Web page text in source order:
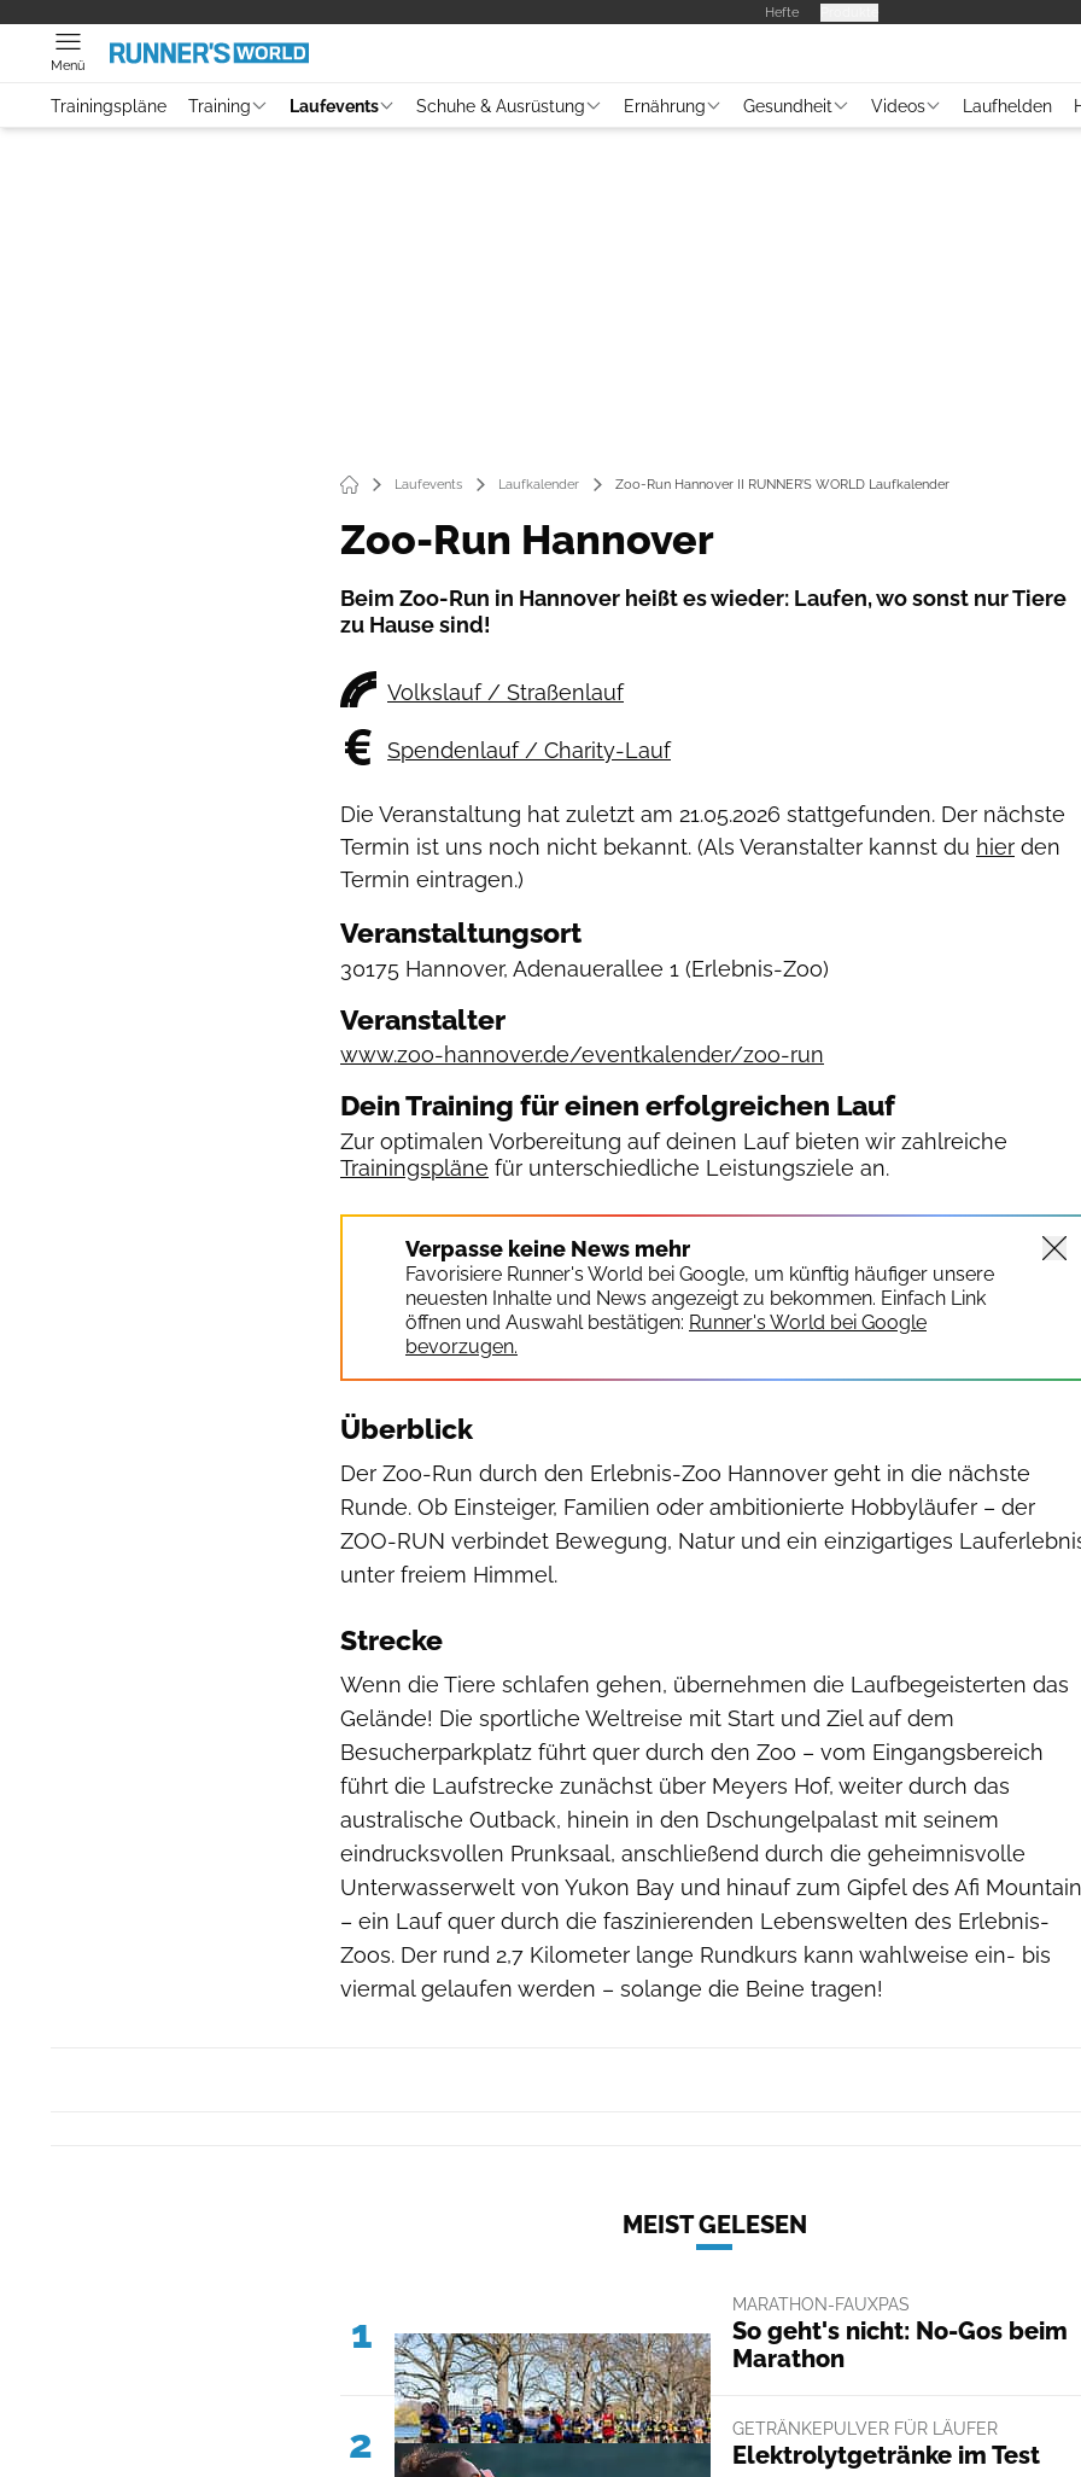
Hefte
Menü
Trainingspläne Training Laufevents Schuhe & Ausrüstung Ernährung Gesundheit Videos Laufhelden
Laufevents Laufkalender Zoo-Run Hannover II RUNNER’S WORLD Laufkalender
Zoo-Run Hannover
Beim Zoo-Run in Hannover heißt es wieder: Laufen, wo sonst nur Tiere
zu Hause sind!
Volkslauf / Straßenlauf
Spendenlauf / Charity-Lauf
Die Veranstaltung hat zuletzt am 21.05.2026 stattgefunden. Der nächste
Termin ist uns noch nicht bekannt. (Als Veranstalter kannst du hier den
Termin eintragen.)
Veranstaltungsort
30175 Hannover, Adenauerallee 1 (Erlebnis-Zoo)
Veranstalter
www.zoo-hannover.de/eventkalender/zoo-run
Dein Training für einen erfolgreichen Lauf
Zur optimalen Vorbereitung auf deinen Lauf bieten wir zahlreiche
Trainingspläne für unterschiedliche Leistungsziele an.
Verpasse keine News mehr
Favorisiere Runner's World bei Google, um künftig häufiger unsere
neuesten Inhalte und News angezeigt zu bekommen. Einfach Link
öffnen und Auswahl bestätigen: Runner's World bei Google
bevorzugen.
Überblick
Der Zoo-Run durch den Erlebnis-Zoo Hannover geht in die nächste
Runde. Ob Einsteiger, Familien oder ambitionierte Hobbyläufer – der
ZOO-RUN verbindet Bewegung, Natur und ein einzigartiges
unter freiem Himmel.
Strecke
Wenn die Tiere schlafen gehen, übernehmen die Laufbegeisterten das
Gelände! Die sportliche Weltreise mit Start und Ziel auf dem
Besucherparkplatz führt quer durch den Zoo – vom Eingangsbereich
führt die Laufstrecke zunächst über Meyers Hof, weiter durch das
australische Outback, hinein in den Dschungelpalast mit seinem
eindrucksvollen Prunksaal, anschließend durch die geheimnisvolle
Unterwasserwelt von Yukon Bay und hinauf zum Gipfel des Afi Mountain
– ein Lauf quer durch die faszinierenden Lebenswelten des Erlebnis-
Zoos. Der rund 2,7 Kilometer lange Rundkurs kann wahlweise ein- bis
viermal gelaufen werden – solange die Beine tragen!
MEIST GELESEN
1
MARATHON-FAUXPAS
So geht's nicht: No-Gos beim
Marathon
2 GETRÄNKEPULVER FÜR LÄUFER
Elektrolytgetränke im Test